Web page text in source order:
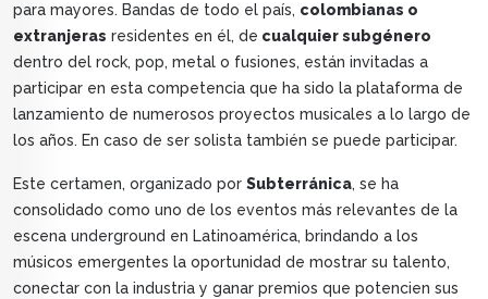
para mayores. Bandas de todo el país, colombianas o
extranjeras residentes en él, de cualquier subgénero
dentro del rock, pop, metal o fusiones, están invitadas a
participar en esta competencia que ha sido la plataforma de
lanzamiento de numerosos proyectos musicales a lo largo de
los años. En caso de ser solista también se puede participar.
Este certamen, organizado por Subterránica, se ha
consolidado como uno de los eventos más relevantes de la
escena underground en Latinoamérica, brindando a los
músicos emergentes la oportunidad de mostrar su talento,
conectar con la industria y ganar premios que potencien sus